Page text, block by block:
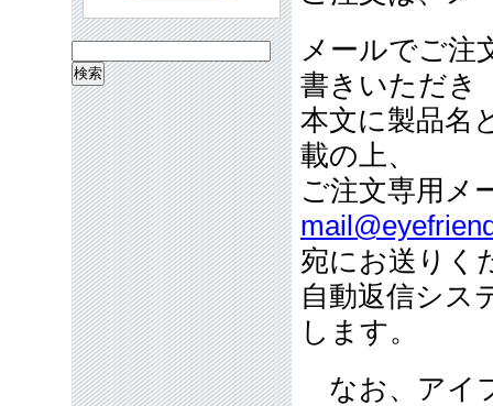
メールでご注
書きいただき
本文に製品名
載の上、
ご注文専用
宛にお送りく
自動返信シス
します。
なお、アイ
索: